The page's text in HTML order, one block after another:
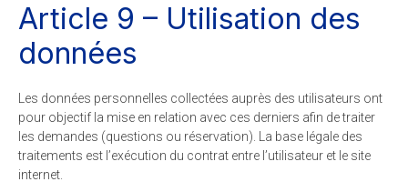
Article 9 – Utilisation des
données
Les données personnelles collectées auprès des utilisateurs ont
pour objectif la mise en relation avec ces derniers afin de traiter
les demandes (questions ou réservation). La base légale des
traitements est l’exécution du contrat entre l’utilisateur et le site
internet.